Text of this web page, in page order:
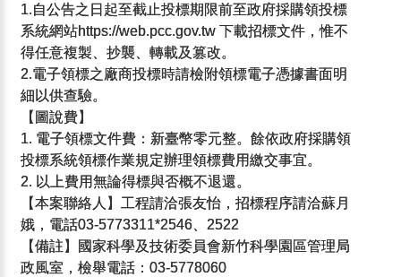
1.自公告之日起至截止投標期限前至政府採購領投標
系統網站https://web.pcc.gov.tw 下載招標文件，惟不
得任意複製、抄襲、轉載及篡改。
2.電子領標之廠商投標時請檢附領標電子憑據書面明
細以供查驗。
【圖說費】
1. 電子領標文件費：新臺幣零元整。餘依政府採購領
投標系統領標作業規定辦理領標費用繳交事宜。
2. 以上費用無論得標與否概不退還。
【本案聯絡人】工程請洽張友怡，招標程序請洽蘇月
娥，電話03-5773311*2546、2522
【備註】國家科學及技術委員會新竹科學園區管理局
政風室，檢舉電話：03-5778060